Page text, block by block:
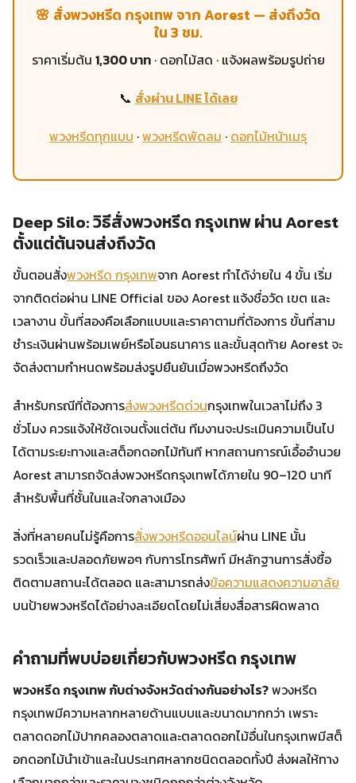
🌸 สั่งพวงหรีด กรุงเทพ จาก Aorest — ส่งถึงวัด
ใน 3 ชม.
ราคาเริ่มต้น 1,300 บาท· ดอกไม้สด · แจ้งผลพร้อมรูปถ่าย
📞 สั่งผ่าน LINE ได้เลย
พวงหรีดทุกแบบ ·พวงหรีดพัดลม · ดอกไม้หน้าเมรุ
Deep Silo: วิธีสั่งพวงหรีด กรุงเทพ ผ่าน Aorest
ตั้งแต่ต้นจนส่งถึงวัด
ขั้นตอนสั่งพวงหรีด กรุงเทพจาก Aorest ทำได้ง่ายใน 4 ขั้น เริ่ม
จากติดต่อผ่าน LINE Official ของ Aorest แจ้งชื่อวัด เขต และ
เวลางาน ขั้นที่สองคือเลือกแบบและราคาตามที่ต้องการ ขั้นที่สาม
ชำระเงินผ่านพร้อมเพย์หรือโอนธนาคาร และขั้นสุดท้าย Aorest จะ
จัดส่งตามกำหนดพร้อมส่งรูปยืนยันเมื่อพวงหรีดถึงวัด
สำหรับกรณีที่ต้องการส่งพวงหรีดด่วนกรุงเทพในเวลาไม่ถึง 3
ชั่วโมง ควรแจ้งให้ชัดเจนตั้งแต่ต้น ทีมงานจะประเมินความเป็นไป
ได้ตามระยะทางและสต็อกดอกไม้ทันที หากสถานการณ์เอื้ออำนวย
Aorest สามารถจัดส่งพวงหรีดกรุงเทพได้ภายใน 90–120 นาที
สำหรับพื้นที่ชั้นในและใจกลางเมือง
สิ่งที่หลายคนไม่รู้คือการสั่งพวงหรีดออนไลน์ผ่าน LINE นั้น
รวดเร็วและปลอดภัยพอๆ กับการโทรศัพท์ มีหลักฐานการสั่งซื้อ
ติดตามสถานะได้ตลอด และสามารถส่งข้อความแสดงความอาลัย
บนป้ายพวงหรีดได้อย่างละเอียดโดยไม่เสี่ยงสื่อสารผิดพลาด
คำถามที่พบบ่อยเกี่ยวกับพวงหรีด กรุงเทพ
พวงหรีด กรุงเทพ กับต่างจังหวัดต่างกันอย่างไร?พวงหรีด
กรุงเทพมีความหลากหลายด้านแบบและขนาดมากกว่า เพราะ
ตลาดดอกไม้ปากคลองตลาดและตลาดดอกไม้อื่นในกรุงเทพมีสต็
อกดอกไม้นำเข้าและในประเทศหลากชนิดตลอดทั้งปี ส่งผลให้ทาง